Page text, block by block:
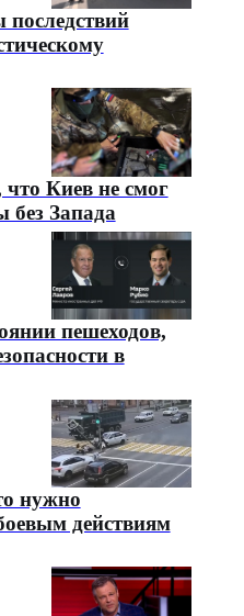
Киев не смог
без Запада
пешеходов,
в
нужно
действиям